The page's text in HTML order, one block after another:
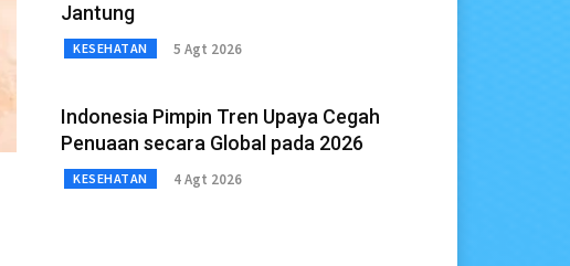
Jantung
KESEHATAN 5 Agt 2026
Indonesia Pimpin Tren Upaya Cegah
Penuaan secara Global pada 2026
KESEHATAN 4 Agt 2026